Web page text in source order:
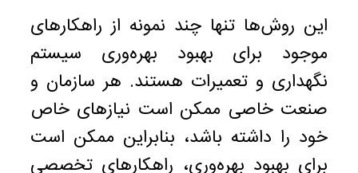
این روش‌ها تنها چند نمونه از راهکارهای
موجود برای بهبود بهره‌وری سیستم
نگهداری و تعمیرات هستند. هر سازمان و
صنعت خاصی ممکن است نیازهای خاص
خود را داشته باشد، بنابراین ممکن است
برای بهبود بهره‌وری، راهکارهای تخصصی